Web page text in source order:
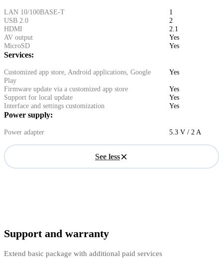
LAN 10/100BASE-T
1
USB 2.0
2
HDMI
2.1
AV output
Yes
MicroSD
Yes
Services:
Customized app store, Android applications, Google
Play
Yes
Firmware update via a customized app store
Yes
Support for local update
Yes
Interface and settings customization
Yes
Power supply:
Power adapter 5.3 V / 2 A
See less
Support and warranty
Extend basic package with additional paid services